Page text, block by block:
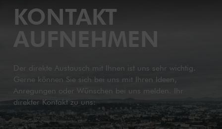
KONTAKT
AUFNEHMEN
Der direkte Austausch mit Ihnen ist uns sehr wichtig.
Gerne können Sie sich bei uns mit Ihren Ideen,
Anregungen oder Wünschen bei uns melden. Ihr
direkter Kontakt zu uns: